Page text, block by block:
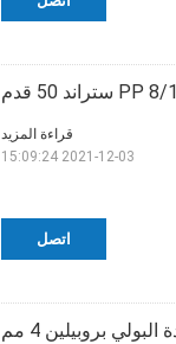
اتصل
قراءة المزيد
2021-12-03 15:09:24
بروبيلين 4 مم